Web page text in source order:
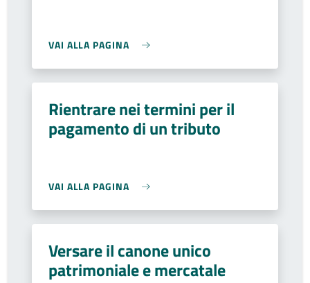
VAI ALLA PAGINA
Rientrare nei termini per il
pagamento di un tributo
VAI ALLA PAGINA
Versare il canone unico
patrimoniale e mercatale